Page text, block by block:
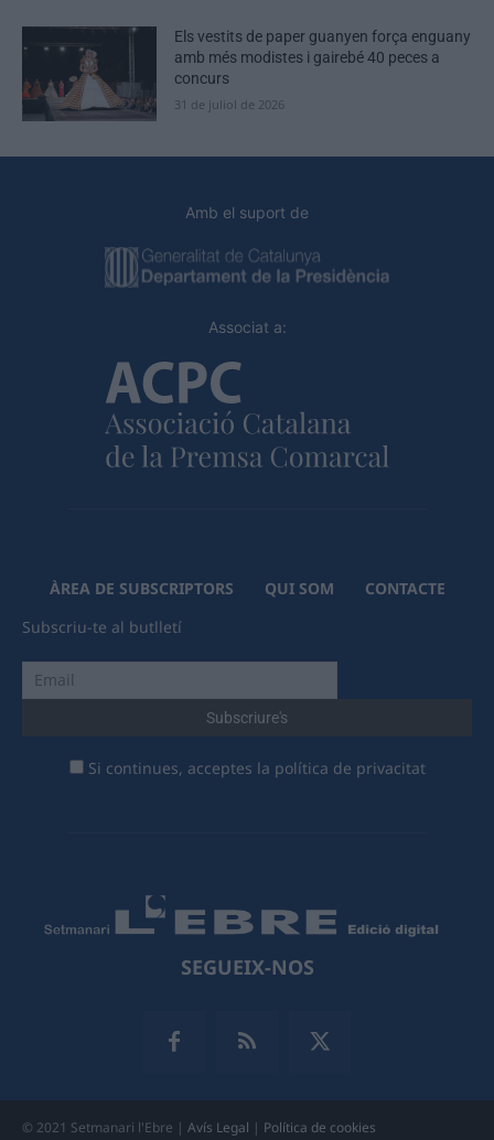
Els vestits de paper guanyen força enguany
amb més modistes i gairebé 40 peces a
concurs
31 de juliol de 2026
Amb el suport de
Associat a:
ÀREA DE SUBSCRIPTORS QUI SOM
CONTACTE
Subscriu-te al butlletí
Si continues, acceptes la política de privacitat
SEGUEIX-NOS
© 2021 Setmanari l'Ebre | Avís Legal | Política de cookies